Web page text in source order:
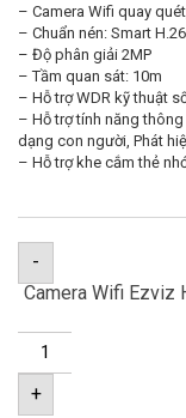
– Camera Wifi quay
– Chuẩn nén: Smart
– Độ phân giải 2MP
– Tầm quan sát: 10m
– Hỗ trợ WDR kỹ thuật
– Hỗ trợ tính năng
dạng con người, Phát
– Hỗ trợ khe cắm thẻ
-
Camera Wifi Ezviz
+